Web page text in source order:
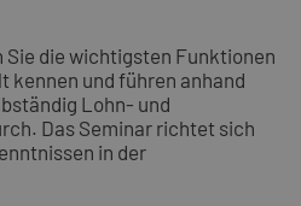
Sie die wichtigsten Funktionen
kennen und führen anhand
Lohn- und
Das Seminar richtet sich
in der